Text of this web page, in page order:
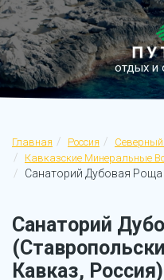
отдых и
Главная Россия
Кавказские Минеральные
Санаторий Дубовая Роща
Санаторий
Кавказ, Россия)